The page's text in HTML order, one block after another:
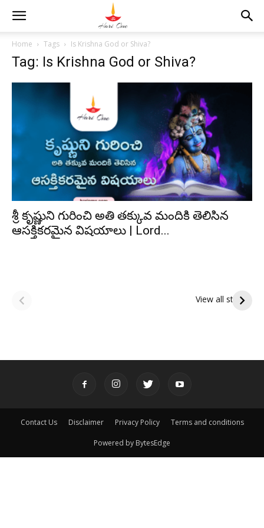
Home Tags Is Krishna God or Shiva?
Tag: Is Krishna God or Shiva?
శ్రీ కృష్ణుని గురించి అతి తక్కువ మందికి తెలిసిన
ఆసక్తికరమైన విషయాలు | Lord...
View all stories
పితృదేవతల ఆశీర్వాదం
ఇంద్రకీలాద్రి గిరి ప్రదక్షిణ
Contact Us Disclaimer Privacy Policy Terms and conditions
Powered by BytesEdge